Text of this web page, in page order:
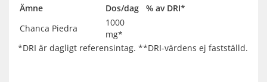
Ämne
Dos/dag
% av DRI*
Chanca Piedra
1000
mg*
*DRI är dagligt referensintag. **DRI-värdens ej fastställd.